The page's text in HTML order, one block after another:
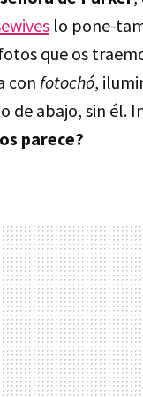
lo pone-
que os
con fotochó,
de abajo, sin él.
parece?